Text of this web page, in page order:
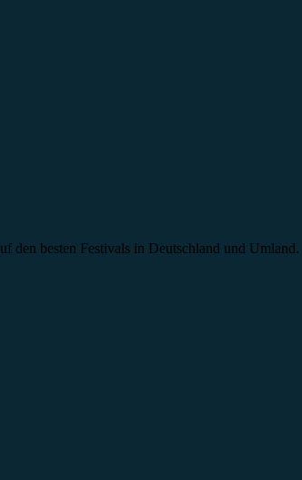
den besten Festivals in Deutschland und Umland.